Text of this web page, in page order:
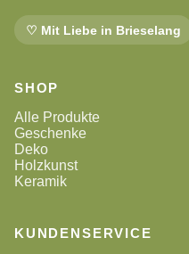
♡ Mit Liebe in Brieselang
SHOP
Alle Produkte
Geschenke
Deko
Holzkunst
Keramik
KUNDENSERVICE